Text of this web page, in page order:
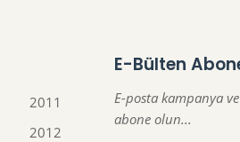
2011
2012
E-Bülten
E-posta kampanya
abone olun...